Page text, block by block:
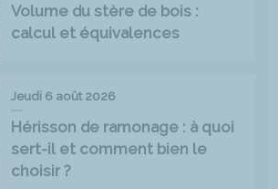
Volume du stère de bois :
calcul et équivalences
Jeudi 6 août 2026
Hérisson de ramonage : à quoi
sert-il et comment bien le
choisir ?